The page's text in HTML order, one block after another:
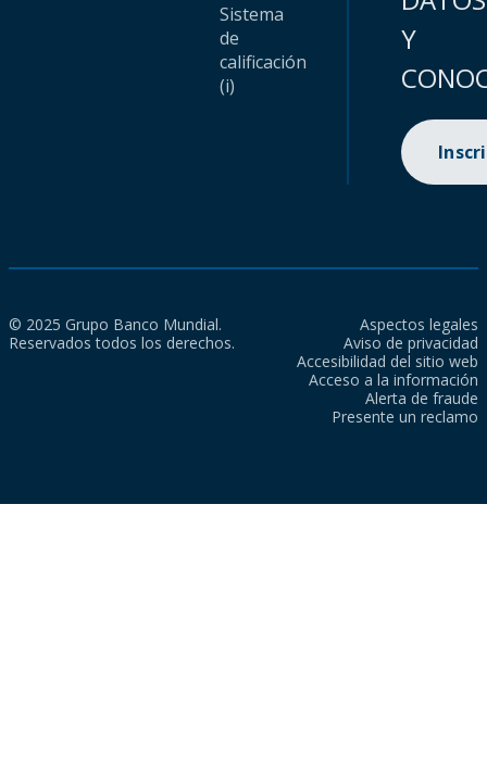
Sistema
de
calificación
(i)
Y
© 2025 Grupo Banco Mundial.
Reservados todos los derechos.
Aspectos legales
Aviso de privacidad
Accesibilidad del sitio web
Acceso a la información
Alerta de fraude
Presente un reclamo